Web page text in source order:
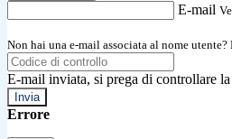
E-mail
Non hai una e-mail associata al nome
E-mail inviata, si prega di controllare
Errore